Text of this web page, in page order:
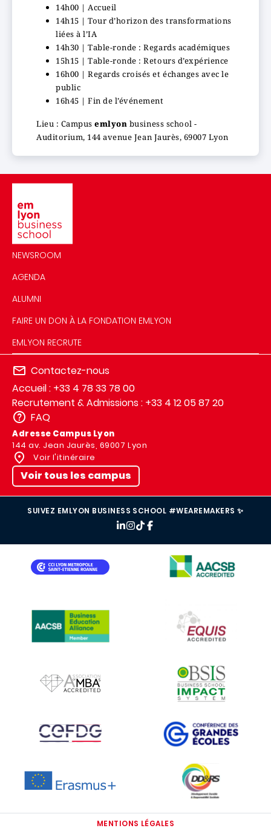
14h00 | Accueil
14h15 | Tour d’horizon des transformations
liées à l’IA
14h30 | Table-ronde : Regards académiques
15h15 | Table-ronde : Retours d’expérience
16h00 | Regards croisés et échanges avec le
public
16h45 | Fin de l’événement
Lieu : Campusemlyon business school -
Auditorium, 144 avenue Jean Jaurès, 69007 Lyon
NEWSROOM
AGENDA
ALUMNI
FAIRE UN DON À LA FONDATION EMLYON
EMLYON RECRUTE
Contactez-nous
Accueil : +33 4 78 33 78 00
Recrutement & Admissions : +33 4 12 05 87 20
FAQ
Adresse Campus Lyon
144 av. Jean Jaurès, 69007 Lyon
Voir l'itinéraire
Voir tous les campus
SUIVEZ EMLYON BUSINESS SCHOOL #WEAREMAKERS ✨
IMAGE
IMAGE
IMAGE
IMAGE
IMAGE IMAGE
MENTIONS LÉGALES